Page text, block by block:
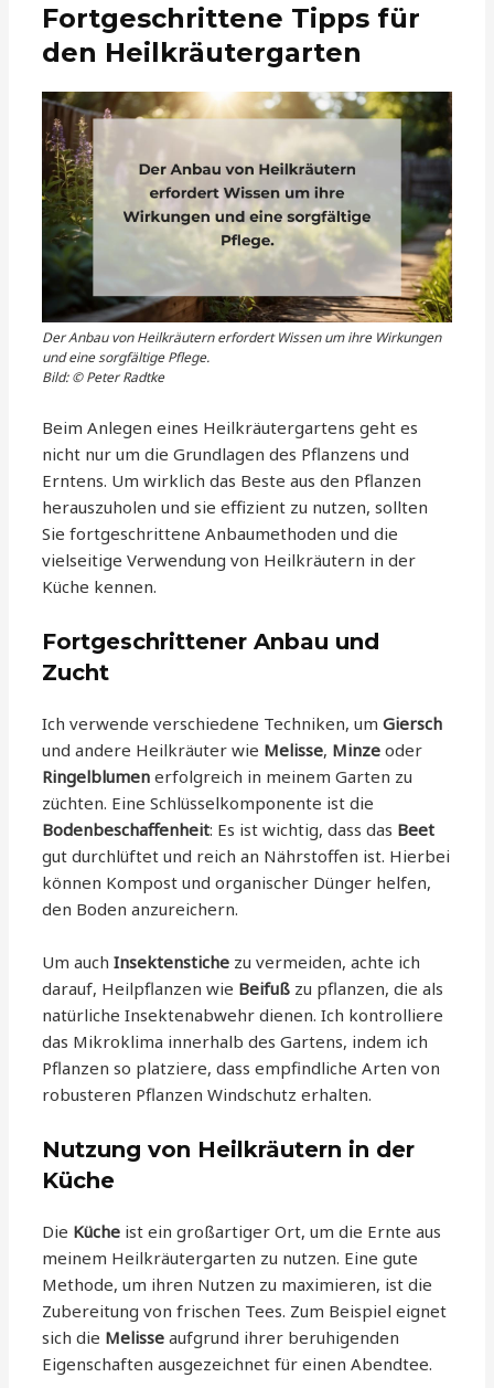
Fortgeschrittene Tipps für
den Heilkräutergarten
Der Anbau von Heilkräutern erfordert Wissen um ihre Wirkungen
und eine sorgfältige Pflege.
Bild: © Peter Radtke
Beim Anlegen eines Heilkräutergartens geht es
nicht nur um die Grundlagen des Pflanzens und
Erntens. Um wirklich das Beste aus den Pflanzen
herauszuholen und sie effizient zu nutzen, sollten
Sie fortgeschrittene Anbaumethoden und die
vielseitige Verwendung von Heilkräutern in der
Küche kennen.
Fortgeschrittener Anbau und
Zucht
Ich verwende verschiedene Techniken, umGiersch
und andere Heilkräuter wie Melisse, Minze oder
Ringelblumen erfolgreich in meinem Garten zu
züchten. Eine Schlüsselkomponente ist die
Bodenbeschaffenheit: Es ist wichtig, dass das Beet
gut durchlüftet und reich an Nährstoffen ist. Hierbei
können Kompost und organischer Dünger helfen,
den Boden anzureichern.
Um auchInsektenstiche zu vermeiden, achte ich
darauf, Heilpflanzen wie Beifuß zu pflanzen, die als
natürliche Insektenabwehr dienen. Ich kontrolliere
das Mikroklima innerhalb des Gartens, indem ich
Pflanzen so platziere, dass empfindliche Arten von
robusteren Pflanzen Windschutz erhalten.
Nutzung von Heilkräutern in der
Küche
Die Küche ist ein großartiger Ort, um die Ernte aus
meinem Heilkräutergarten zu nutzen. Eine gute
Methode, um ihren Nutzen zu maximieren, ist die
Zubereitung von frischen Tees. Zum Beispiel eignet
sich die Melisse aufgrund ihrer beruhigenden
Eigenschaften ausgezeichnet für einen Abendtee.